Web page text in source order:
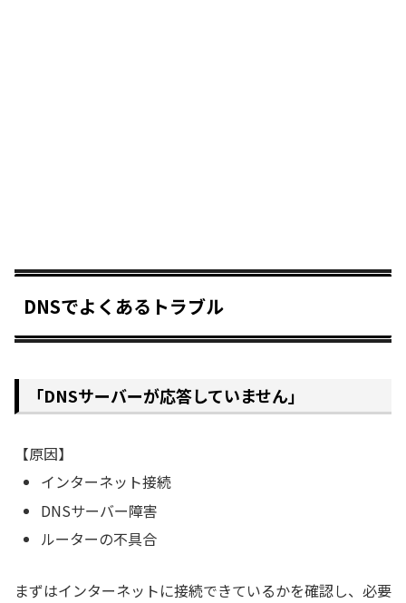
DNSでよくあるトラブル
「DNSサーバーが応答していません」
【原因】
インターネット接続
DNSサーバー障害
ルーターの不具合
まずはインターネットに接続できているかを確認し、必要